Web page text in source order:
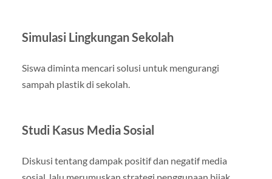
Simulasi Lingkungan Sekolah
Siswa diminta mencari solusi untuk mengurangi
sampah plastik di sekolah.
Studi Kasus Media Sosial
Diskusi tentang dampak positif dan negatif media
sosial, lalu merumuskan strategi penggunaan bijak.